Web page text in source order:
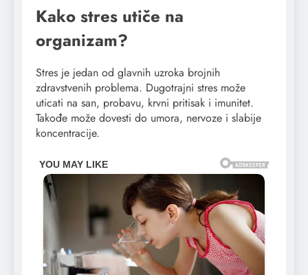
Kako stres utiče na
organizam?
Stres je jedan od glavnih uzroka brojnih
zdravstvenih problema. Dugotrajni stres može
uticati na san, probavu, krvni pritisak i imunitet.
Takođe može dovesti do umora, nervoze i slabije
koncentracije.